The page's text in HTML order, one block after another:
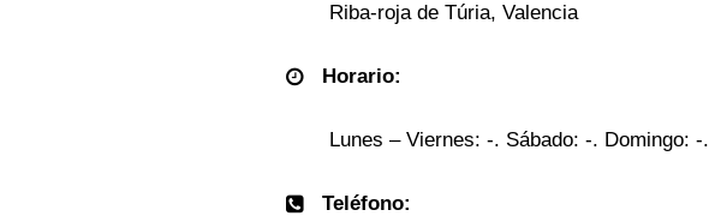
Riba-roja de Túria, Valencia
Horario:
Lunes – Viernes: -. Sábado: -. Domingo: -.
Teléfono: